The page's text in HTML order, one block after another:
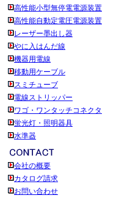
高性能小型無停電電源装置
高性能自動定電圧電源装置
レーザー墨出し器
やに入はんだ線
機器用電線
移動用ケーブル
スミチューブ
電線ストリッパー
ワゴ・ワンタッチコネクタ
蛍光灯・照明器具
水準器
会社の概要
カタログ請求
お問い合わせ